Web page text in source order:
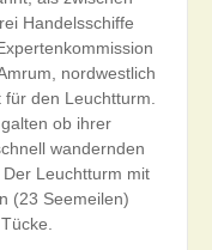
Handelsschiffe
nordwestlich
für den Leuchtturm.
ob ihrer
wandernden
Leuchtturm mit
(23 Seemeilen)